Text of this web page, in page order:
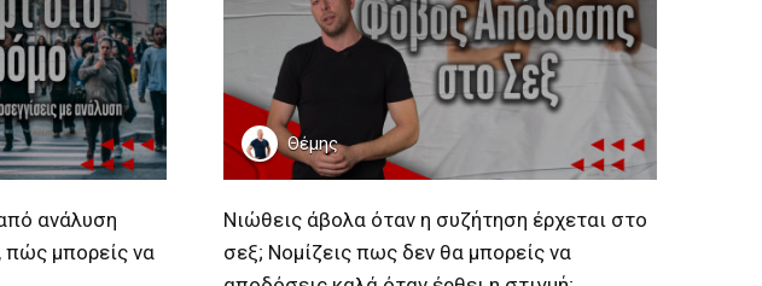
ανάλυση
μπορείς να
Θέμης
Περιεχόμενα
Νιώθεις άβολα όταν η συζήτηση έρχεται στο
σεξ; Νομίζεις πως δεν θα μπορείς να